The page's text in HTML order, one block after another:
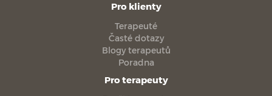
Pro klienty
Terapeuté
Časté dotazy
Blogy terapeutů
Poradna
Pro terapeuty